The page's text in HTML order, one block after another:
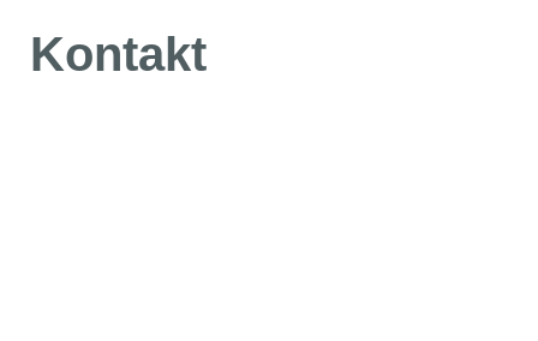
Kontakt